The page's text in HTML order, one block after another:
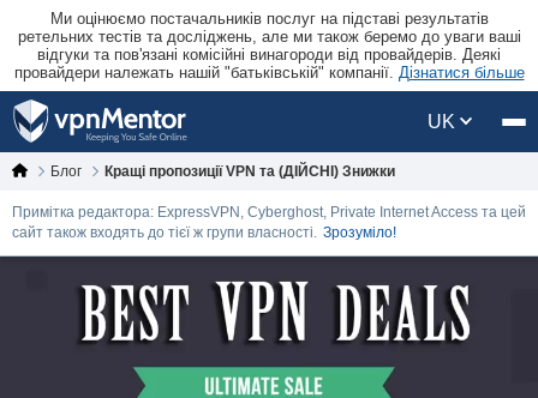
Ми оцінюємо постачальників послуг на підставі результатів
ретельних тестів та досліджень, але ми також беремо до уваги ваші
відгуки та пов'язані комісійні винагороди від провайдерів. Деякі
провайдери належать нашій "батьківській" компанії. Дізнатися більше
UK
Блог Кращі пропозиції VPN та (ДІЙСНІ) Знижки
Примітка редактора: ExpressVPN, Cyberghost, Private Internet Access та цей
сайт також входять до тієї ж групи власності.
Зрозуміло!